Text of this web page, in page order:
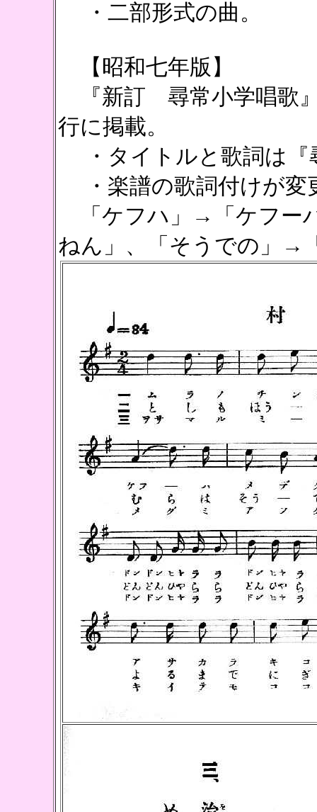
・二部形式の曲。
【昭和七年版】
『新訂 尋常小学唱歌』
行に掲載。
・タイトルと歌詞は『
・楽譜の歌詞付けが変
「ケフハ」→「ケフー
ねん」、「そうでの」→